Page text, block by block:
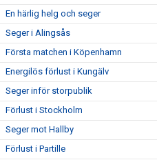
En härlig helg och seger
Seger i Alingsås
Första matchen i Köpenhamn
Energilös förlust i Kungälv
Seger inför storpublik
Förlust i Stockholm
Seger mot Hallby
Förlust i Partille